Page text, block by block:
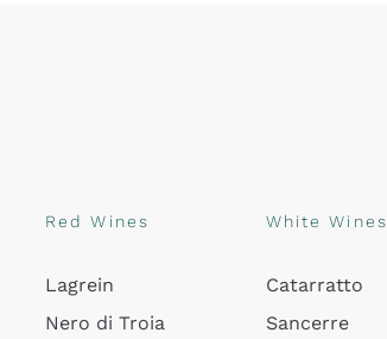
Red Wines
Lagrein
Nero di Troia
White Wines
Catarratto
Sancerre